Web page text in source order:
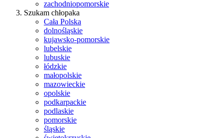
zachodniopomorskie
Szukam chłopaka
Cała Polska
dolnośląskie
kujawsko-pomorskie
lubelskie
lubuskie
łódzkie
małopolskie
mazowieckie
opolskie
podkarpackie
podlaskie
pomorskie
śląskie